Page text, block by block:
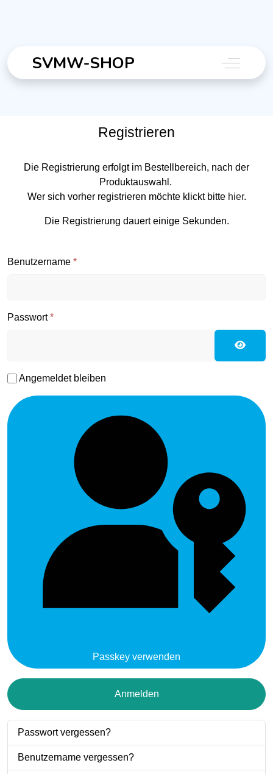
SVMW-SHOP Off-
Registrieren
Die Registrierung erfolgt im Bestellbereich, nach der
Produktauswahl.
Wer sich vorher registrieren möchte klickt bitte hier.
Die Registrierung dauert einige Sekunden.
Benutzername *
Passwort*
Angemeldet bleiben
Passkey verwenden
Anmelden
Passwort vergessen?
Benutzername vergessen?